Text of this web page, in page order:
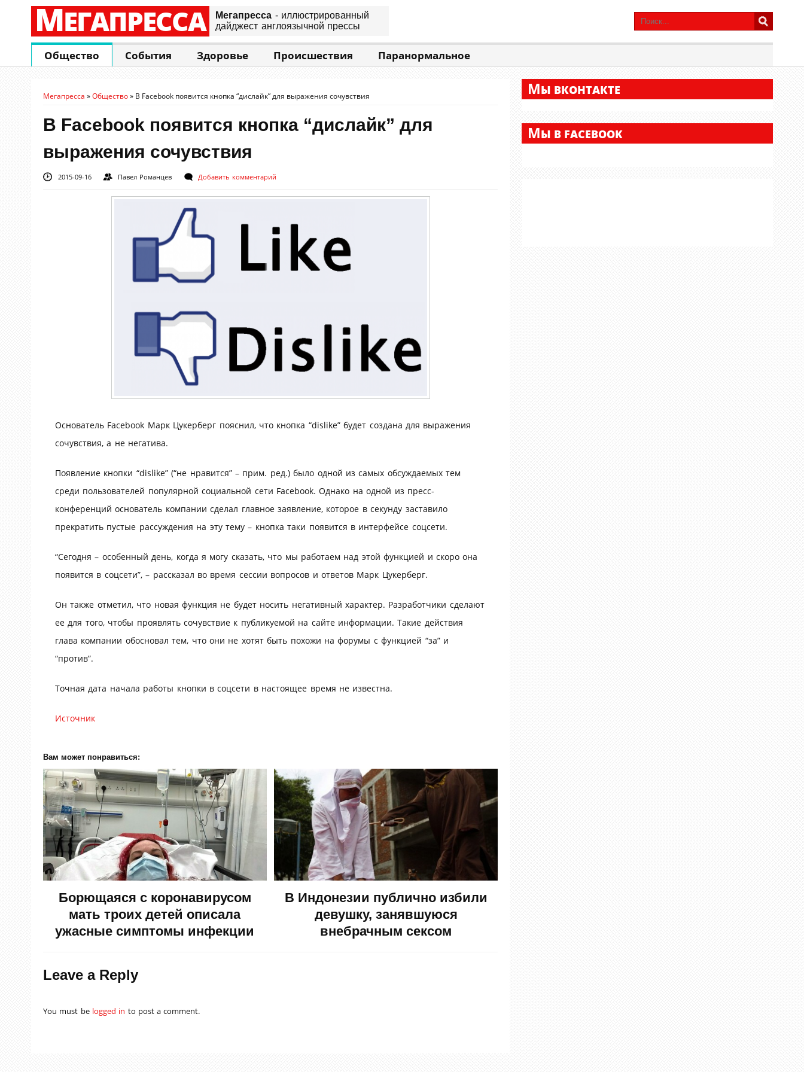
МЕГАПРЕССА Мегапресса - иллюстрированный
дайджест англоязычной прессы
Общество События Здоровье Происшествия Паранормальное
Мегапресса »Общество» В Facebook появится кнопка “дислайк” для выражения сочувствия
В Facebook появится кнопка “дислайк” для
выражения сочувствия
2015-09-16 Павел Романцев Добавить комментарий
Основатель Facebook Марк Цукерберг пояснил, что кнопка “dislike” будет создана для выражения
сочувствия, а не негатива.
Появление кнопки “dislike” (“не нравится” – прим. ред.) было одной из самых обсуждаемых тем
среди пользователей популярной социальной сети Facebook. Однако на одной из пресс-
конференций основатель компании сделал главное заявление, которое в секунду заставило
прекратить пустые рассуждения на эту тему – кнопка таки появится в интерфейсе соцсети.
“Сегодня – особенный день, когда я могу сказать, что мы работаем над этой функцией и скоро она
появится в соцсети”, – рассказал во время сессии вопросов и ответов Марк Цукерберг.
Он также отметил, что новая функция не будет носить негативный характер. Разработчики сделают
ее для того, чтобы проявлять сочувствие к публикуемой на сайте информации. Такие действия
глава компании обосновал тем, что они не хотят быть похожи на форумы с функцией “за” и
“против”.
Точная дата начала работы кнопки в соцсети в настоящее время не известна.
Источник
Вам может понравиться:
Борющаяся с коронавирусом
мать троих детей описала
ужасные симптомы инфекции
В Индонезии публично избили
девушку, занявшуюся
внебрачным сексом
Leave a Reply
You must be logged in to post a comment.
МЫ ВКОНТАКТЕ
МЫ В FACEBOOK